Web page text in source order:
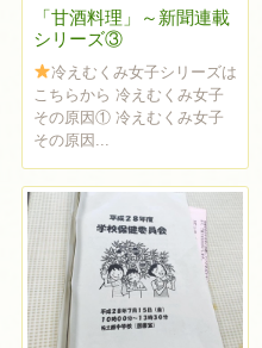
「甘酒料理」～新聞連載
シリーズ③
冷えむくみ女子シリーズは
こちらから 冷えむくみ女子
その原因① 冷えむくみ女子
その原因...